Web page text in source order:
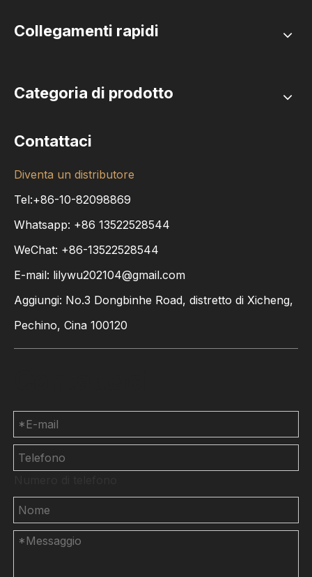
Collegamenti rapidi
Categoria di prodotto
Contattaci
Diventa un distributore
Tel:+86-10-82098869
Whatsapp: +86 13522528544
WeChat: +86-13522528544
E-mail: lilywu202104@gmail.com
Aggiungi: No.3 Dongbinhe Road, distretto di Xicheng,
Pechino, Cina 100120